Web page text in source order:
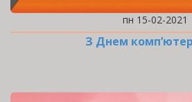
пн 15-02-2021
З Днем